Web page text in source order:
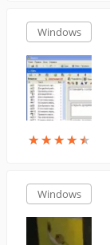
Windows
★★★★★
★★★★★
Windows